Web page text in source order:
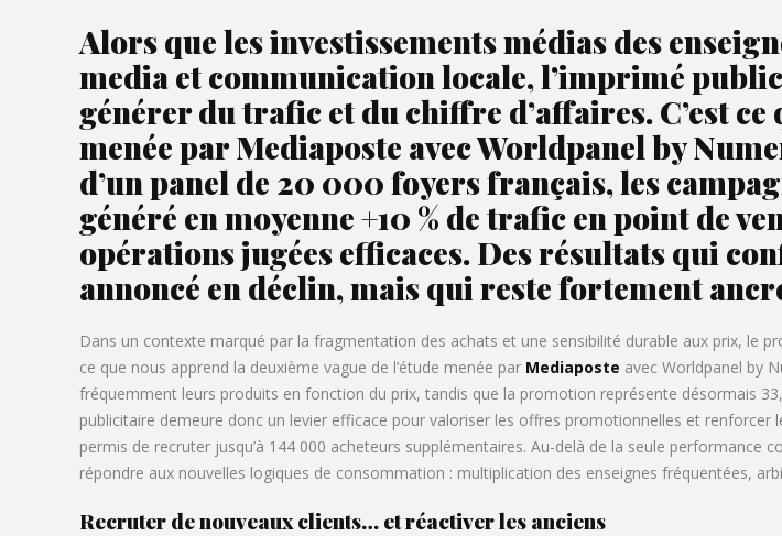
Alors que les investissements médias des
media et communication locale, l’imprimé
générer du trafic et du chiffre d’affaires. C’est ce
menée par Mediaposte avec Worldpanel by
d’un panel de 20 000 foyers français, les
généré en moyenne +10 % de trafic en point de
opérations jugées efficaces. Des résultats qui
annoncé en déclin, mais qui reste fortement
Dans un contexte marqué par la fragmentation des achats et une sensibilité durable aux prix, le
ce que nous apprend la deuxième vague de l’étude menée par Mediaposte avec Worldpanel by
fréquemment leurs produits en fonction du prix, tandis que la promotion représente désormais
publicitaire demeure donc un levier efficace pour valoriser les offres promotionnelles et renforcer
permis de recruter jusqu’à 144 000 acheteurs supplémentaires. Au-delà de la seule performance
répondre aux nouvelles logiques de consommation : multiplication des enseignes fréquentées,
Recruter de nouveaux clients… et réactiver les anciens